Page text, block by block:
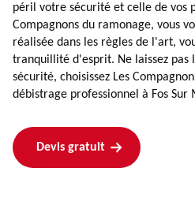
péril votre sécurité et celle de vos
Compagnons du ramonage, vous
réalisée dans les règles de l'art,
tranquillité d'esprit. Ne laissez pas
sécurité, choisissez Les
débistrage professionnel à Fos Sur
Devis gratuit